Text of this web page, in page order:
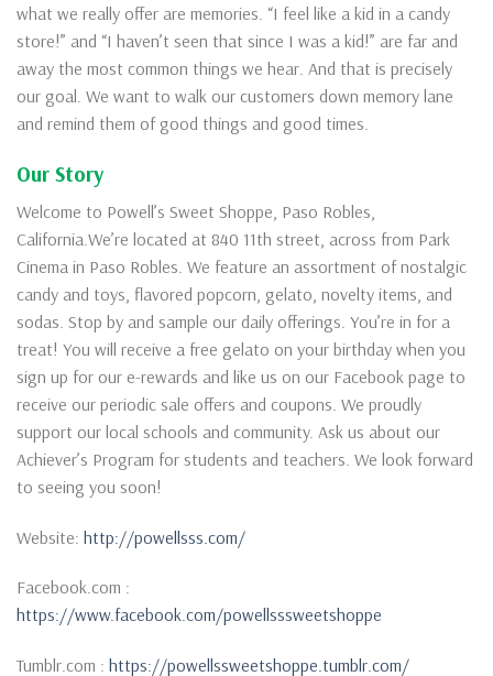
what we really offer are memories. “I feel like a kid in a candy
store!” and “I haven’t seen that since I was a kid!” are far and
away the most common things we hear. And that is precisely
our goal. We want to walk our customers down memory lane
and remind them of good things and good times.
Our Story
Welcome to Powell’s Sweet Shoppe, Paso Robles,
California.We’re located at 840 11th street, across from Park
Cinema in Paso Robles. We feature an assortment of nostalgic
candy and toys, flavored popcorn, gelato, novelty items, and
sodas. Stop by and sample our daily offerings. You’re in for a
treat! You will receive a free gelato on your birthday when you
sign up for our e-rewards and like us on our Facebook page to
receive our periodic sale offers and coupons. We proudly
support our local schools and community. Ask us about our
Achiever’s Program for students and teachers. We look forward
to seeing you soon!
Website: http://powellsss.com/
Facebook.com :
https://www.facebook.com/powellsssweetshoppe
Tumblr.com : https://powellssweetshoppe.tumblr.com/